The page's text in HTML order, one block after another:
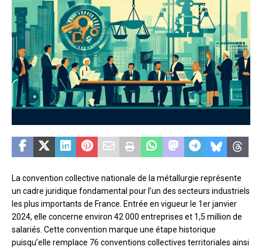
La convention collective nationale de la métallurgie représente
un cadre juridique fondamental pour l’un des secteurs industriels
les plus importants de France. Entrée en vigueur le 1er janvier
2024, elle concerne environ 42 000 entreprises et 1,5 million de
salariés. Cette convention marque une étape historique
puisqu’elle remplace 76 conventions collectives territoriales ainsi